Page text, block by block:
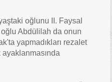
oğlunu II. Faysal
Abdülilah da onun
yapmadıkları rezalet
ayaklanmasında